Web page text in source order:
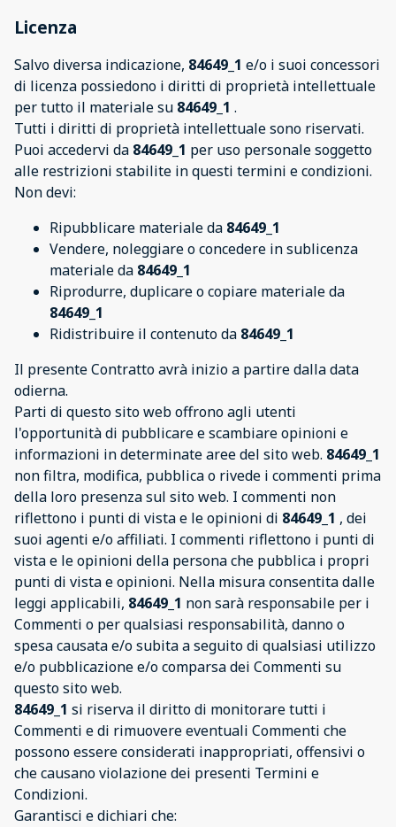
Licenza
Salvo diversa indicazione, 84649_1 e/o i suoi concessori
di licenza possiedono i diritti di proprietà intellettuale
per tutto il materiale su 84649_1 .
Tutti i diritti di proprietà intellettuale sono riservati.
Puoi accedervi da 84649_1 per uso personale soggetto
alle restrizioni stabilite in questi termini e condizioni.
Non devi:
Ripubblicare materiale da 84649_1
Vendere, noleggiare o concedere in sublicenza
materiale da 84649_1
Riprodurre, duplicare o copiare materiale da
84649_1
Ridistribuire il contenuto da 84649_1
Il presente Contratto avrà inizio a partire dalla data
odierna.
Parti di questo sito web offrono agli utenti
l'opportunità di pubblicare e scambiare opinioni e
informazioni in determinate aree del sito web. 84649_1
non filtra, modifica, pubblica o rivede i commenti prima
della loro presenza sul sito web. I commenti non
riflettono i punti di vista e le opinioni di 84649_1 , dei
suoi agenti e/o affiliati. I commenti riflettono i punti di
vista e le opinioni della persona che pubblica i propri
punti di vista e opinioni. Nella misura consentita dalle
leggi applicabili, 84649_1 non sarà responsabile per i
Commenti o per qualsiasi responsabilità, danno o
spesa causata e/o subita a seguito di qualsiasi utilizzo
e/o pubblicazione e/o comparsa dei Commenti su
questo sito web.
84649_1 si riserva il diritto di monitorare tutti i
Commenti e di rimuovere eventuali Commenti che
possono essere considerati inappropriati, offensivi o
che causano violazione dei presenti Termini e
Condizioni.
Garantisci e dichiari che: